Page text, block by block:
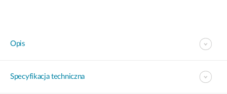
Opis
Specyfikacja techniczna